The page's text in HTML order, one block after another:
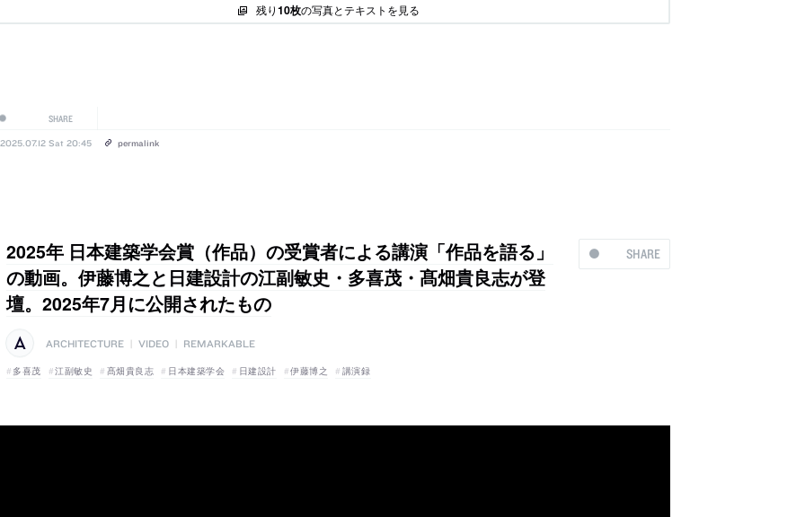
残り10枚の写真とテキストを見る
SHARE
2025.07.12 Sat 20:45 permalink
SHARE
2025年 日本建築学会賞（作品）の受賞者による講演「作品を語る」
の動画。伊藤博之と日建設計の江副敏史・多喜茂・髙畑貴良志が登
壇。2025年7月に公開されたもの
ARCHITECTURE | VIDEO | REMARKABLE
多喜茂 江副敏史 髙畑貴良志 日本建築学会 日建設計 伊藤博之 講演録